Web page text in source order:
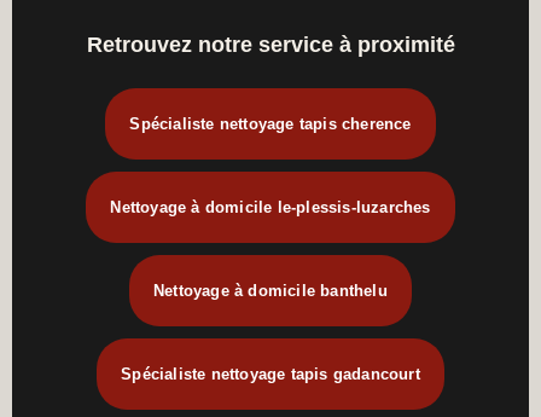
Retrouvez notre service à proximité
Spécialiste nettoyage tapis cherence
Nettoyage à domicile le-plessis-luzarches
Nettoyage à domicile banthelu
Spécialiste nettoyage tapis gadancourt